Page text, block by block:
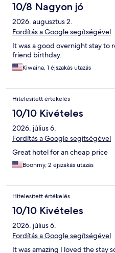
10/8 Nagyon jó
2026. augusztus 2.
Fordítás a Google segítségével
It was a good overnight stay to
friend birthday.
Kiwaina, 1 éjszakás utazás
Hitelesített értékelés
10/10 Kivételes
2026. július 6.
Fordítás a Google segítségével
Great hotel for an cheap price
Boonmy, 2 éjszakás utazás
Hitelesített értékelés
10/10 Kivételes
2026. július 6.
Fordítás a Google segítségével
It was amazing I loved the stay